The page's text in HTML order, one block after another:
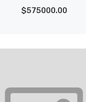
$575000.00